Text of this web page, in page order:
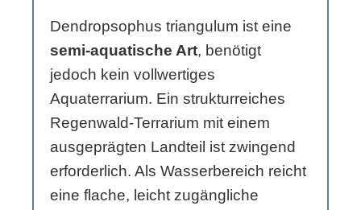
Dendropsophus triangulum ist eine
semi-aquatische Art, benötigt
jedoch kein vollwertiges
Aquaterrarium. Ein strukturreiches
Regenwald-Terrarium mit einem
ausgeprägten Landteil ist zwingend
erforderlich. Als Wasserbereich reicht
eine flache, leicht zugängliche